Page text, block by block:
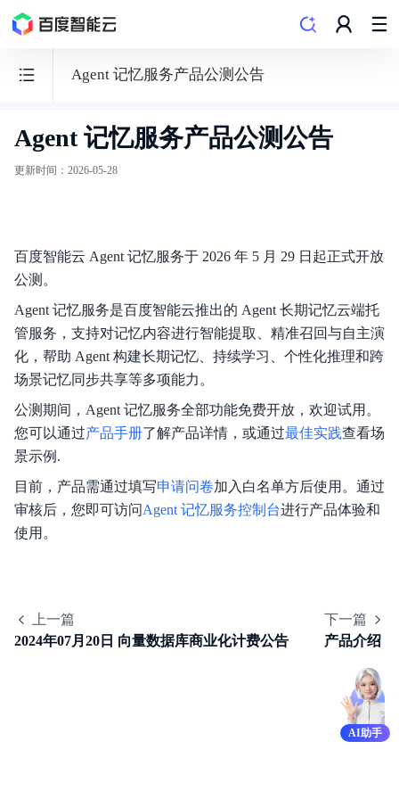
Agent 记忆服务产品公测公告
向
量
VectorDB
发布记录
重要通知
产品介绍
关键特性
操作指南
Agent 记忆服务产品公测公告
更新时间 ： 2026-05-28
百度智能云 Agent 记忆服务于 2026 年 5 月 29 日起正式开放
公测。
Agent 记忆服务是百度智能云推出的 Agent 长期记忆云端托
管服务，支持对记忆内容进行智能提取、精准召回与自主演
化，帮助 Agent 构建长期记忆、持续学习、个性化推理和跨
场景记忆同步共享等多项能力。
公测期间，Agent 记忆服务全部功能免费开放，欢迎试用。
您可以通过产品手册了解产品详情，或通过最佳实践查看场
景示例.
目前，产品需通过填写申请问卷加入白名单方后使用。通过
审核后，您即可访问Agent 记忆服务控制台进行产品体验和
使用。
上一篇
2024年07月20日 向量数据库商业化计费公告
下一篇
产品介绍
AI助手